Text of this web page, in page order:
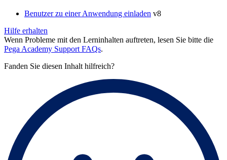
Benutzer zu einer Anwendung einladen v8
Hilfe erhalten
Wenn Probleme mit den Lerninhalten auftreten, lesen Sie bitte die
Pega Academy Support FAQs.
Fanden Sie diesen Inhalt hilfreich?